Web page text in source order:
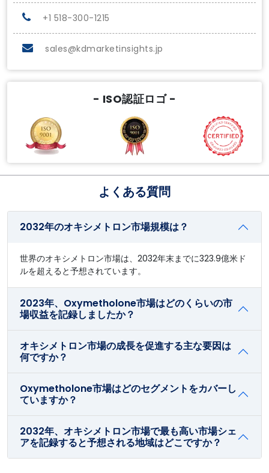
+1 518-300-1215
sales@kdmarketinsights.jp
- ISO認証ロゴ -
よくある質問
2032年のオキシメトロン市場規模は？
世界のオキシメトロン市場は、2032年末までに323.9億米ド
ルを超えると予想されています。
2023年、Oxymetholone市場はどのくらいの市
場収益を記録しましたか？
オキシメトロン市場の成長を促進する主な要因は
何ですか？
Oxymetholone市場はどのセグメントをカバーし
ていますか？
2032年、オキシメトロン市場で最も高い市場シェ
アを記録すると予想される地域はどこですか？